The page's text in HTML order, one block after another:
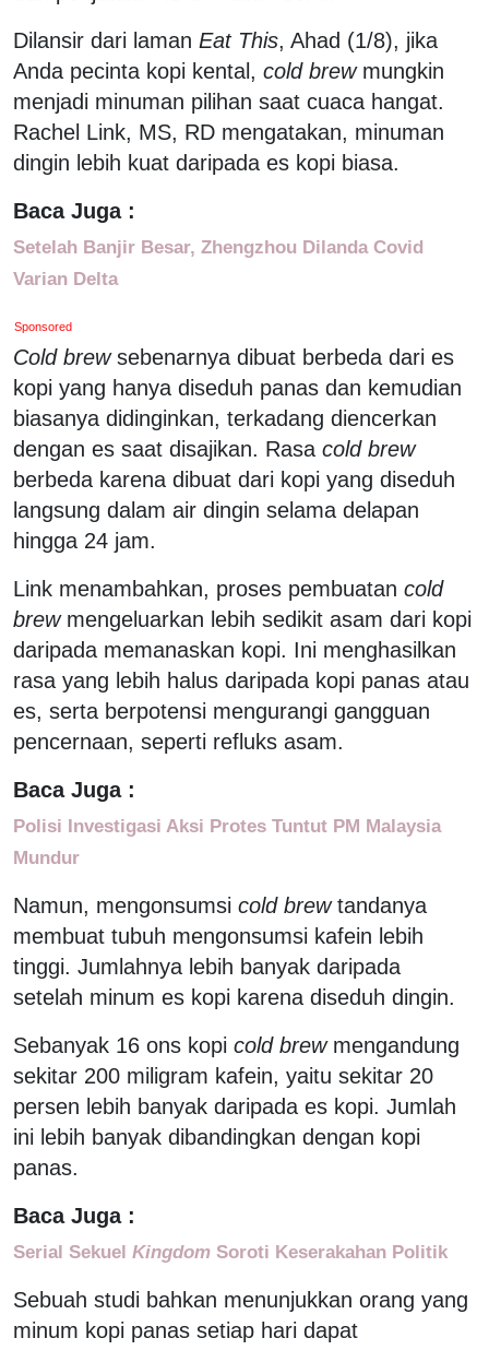
Dilansir dari laman Eat This, Ahad (1/8), jika
Anda pecinta kopi kental, cold brewmungkin
menjadi minuman pilihan saat cuaca hangat.
Rachel Link, MS, RD mengatakan, minuman
dingin lebih kuat daripada es kopi biasa.
Baca Juga :
Setelah Banjir Besar, Zhengzhou Dilanda Covid
Varian Delta
Sponsored
Cold brewsebenarnya dibuat berbeda dari es
kopi yang hanya diseduh panas dan kemudian
biasanya didinginkan, terkadang diencerkan
dengan es saat disajikan. Rasa cold brew
berbeda karena dibuat dari kopi yang diseduh
langsung dalam air dingin selama delapan
hingga 24 jam.
Link menambahkan, proses pembuatan cold
brewmengeluarkan lebih sedikit asam dari kopi
daripada memanaskan kopi. Ini menghasilkan
rasa yang lebih halus daripada kopi panas atau
es, serta berpotensi mengurangi gangguan
pencernaan, seperti refluks asam.
Baca Juga :
Polisi Investigasi Aksi Protes Tuntut PM Malaysia
Mundur
Namun, mengonsumsi cold brewtandanya
membuat tubuh mengonsumsi kafein lebih
tinggi. Jumlahnya lebih banyak daripada
setelah minum es kopi karena diseduh dingin.
Sebanyak 16 ons kopi cold brewmengandung
sekitar 200 miligram kafein, yaitu sekitar 20
persen lebih banyak daripada es kopi. Jumlah
ini lebih banyak dibandingkan dengan kopi
panas.
Baca Juga :
Serial Sekuel Kingdom Soroti Keserakahan Politik
Sebuah studi bahkan menunjukkan orang yang
minum kopi panas setiap hari dapat